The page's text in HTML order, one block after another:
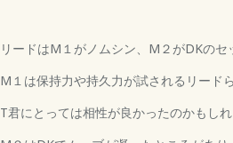
リードはM１がノムシン、M２がDKのセ
M１は保持力や持久力が試されるリード
T君にとっては相性が良かったのかもしれ